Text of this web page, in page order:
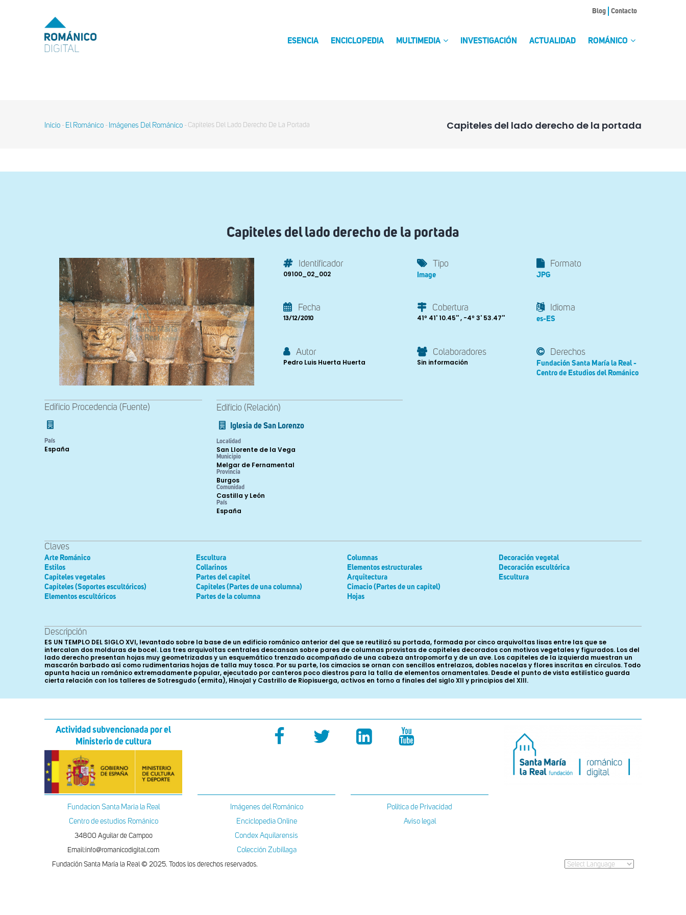
MENU
TOP
Blog Contacto
ESENCIA ENCICLOPEDIA MULTIMEDIA INVESTIGACIÓN ACTUALIDAD ROMÁNICO
Capiteles del lado derecho de la portada
Sobrescribir
Inicio - El Románico - Imágenes Del Románico - Capiteles Del Lado Derecho De La Portada
Capiteles del lado derecho de la portada
Identificador
09100_02_002
Tipo
Image
Formato
JPG
Fecha
13/12/2010
Cobertura
41º 41' 10.45'' , -4º 3' 53.47''
Idioma
es-ES
Autor
Pedro Luis Huerta Huerta
Colaboradores
Sin información
Derechos
Fundación Santa María la Real -
Centro de Estudios del Románico
Edificio Procedencia (Fuente)
País
España
Edificio (Relación)
Iglesia de San Lorenzo
Localidad
San Llorente de la Vega
Municipio
Melgar de Fernamental
Provincia
Burgos
Comunidad
Castilla y León
País
España
Claves
Arte Románico
Estilos
Capiteles vegetales
Capiteles (Soportes escultóricos)
Elementos escultóricos
Escultura
Collarinos
Partes del capitel
Capiteles (Partes de una columna)
Partes de la columna
Columnas
Elementos estructurales
Arquitectura
Cimacio (Partes de un capitel)
Hojas
Decoración vegetal
Decoración escultórica
Escultura
Descripción
ES UN TEMPLO DEL SIGLO XVI, levantado sobre la base de un edificio románico anterior del que se reutilizó su portada, formada por cinco arquivoltas lisas entre las que se
intercalan dos molduras de bocel. Las tres arquivoltas centrales descansan sobre pares de columnas provistas de capiteles decorados con motivos vegetales y figurados. Los del
lado derecho presentan hojas muy geometrizadas y un esquemático trenzado acompañado de una cabeza antropomorfa y de un ave. Los capiteles de la izquierda muestran un
mascarón barbado así como rudimentarias hojas de talla muy tosca. Por su parte, los cimacios se ornan con sencillos entrelazos, dobles nacelas y flores inscritas en círculos. Todo
apunta hacia un románico extremadamente popular, ejecutado por canteros poco diestros para la talla de elementos ornamentales. Desde el punto de vista estilístico guarda
cierta relación con los talleres de Sotresgudo (ermita), Hinojal y Castrillo de Riopisuerga, activos en torno a finales del siglo XII y principios del XIII.
Actividad subvencionada por el
Ministerio de cultura
Fundacion Santa Maria la Real
Centro de estudios Románico
34800 Aguilar de Campoo
Email:info@romanicodigital.com
Imágenes del Románico
Enciclopedia Online
Condex Aquilarensis
Colección Zubillaga
Política de Privacidad
Aviso legal
Fundación Santa María la Real © 2025. Todos los derechos reservados.